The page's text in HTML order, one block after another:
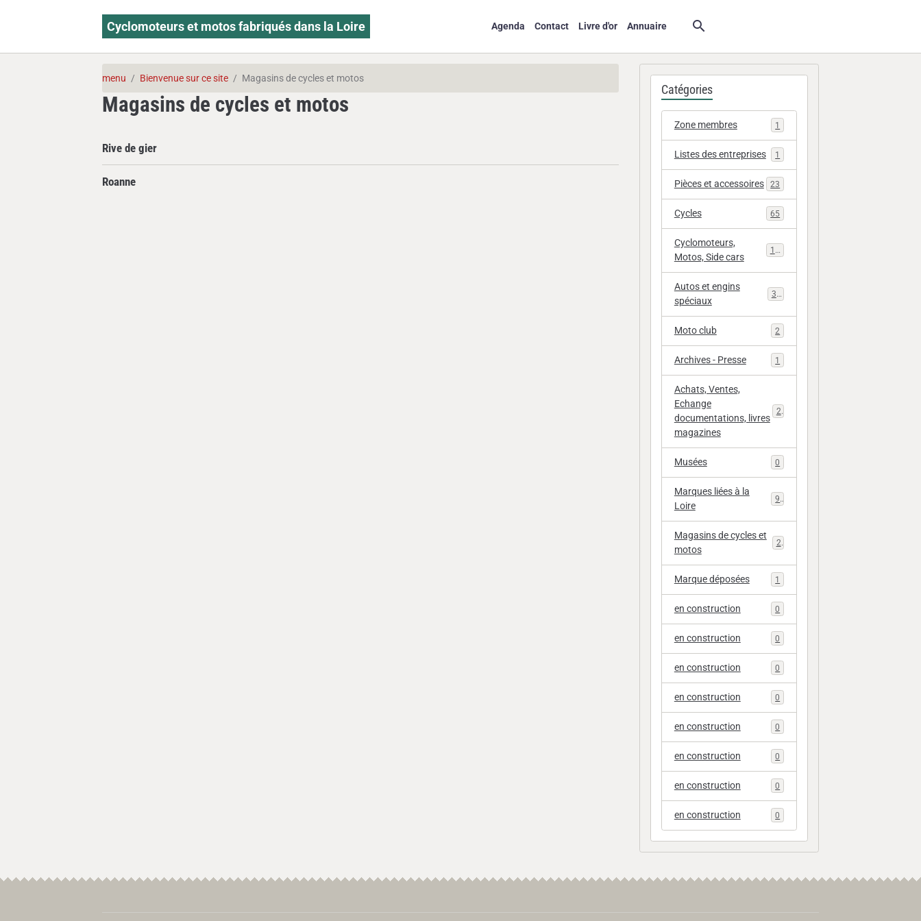
Cyclomoteurs et motos fabriqués dans la Loire Agenda Contact Livre d'or Annuaire
menu Bienvenue sur ce site Magasins de cycles et motos
Magasins de cycles et motos
Rive de gier
Roanne
Catégories
Zone membres 1
Listes des entreprises 1
Pièces et accessoires 23
Cycles 65
Cyclomoteurs,
Motos, Side cars
112
Autos et engins
spéciaux
33
Moto club 2
Archives - Presse 1
Achats, Ventes,
Echange
documentations, livres
magazines
20
Musées 0
Marques liées à la
Loire
9
Magasins de cycles et
motos
2
Marque déposées 1
en construction 0
en construction 0
en construction 0
en construction 0
en construction 0
en construction 0
en construction 0
en construction 0